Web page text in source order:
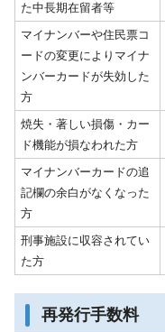
た中長期在留者等
マイナンバーや住民票コ
ードの変更によりマイナ
ンバーカードが失効した
方
焼失・著しい損傷・カー
ド機能が損なわれた方
マイナンバーカードの追
記欄の余白がなくなった
方
刑事施設に収容されてい
た方
再発行手数料